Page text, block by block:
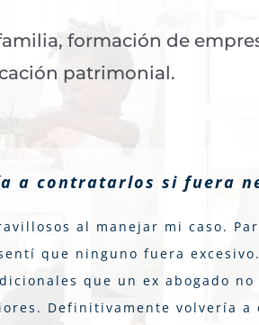
formación de
patrimonial.
a contratarlos si fuera
al manejar mi caso.
que ninguno fuera
que un ex abogado
Definitivamente volvería a